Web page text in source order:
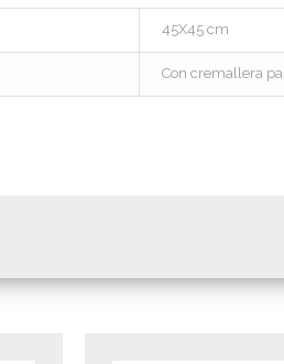
45X45 cm
Con cremallera